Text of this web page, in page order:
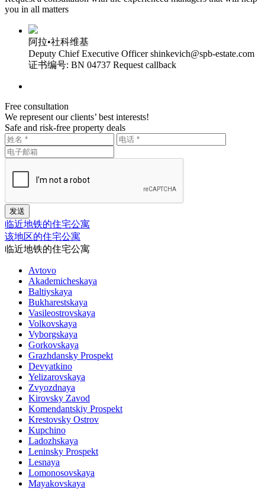
you in all matters
阿拉•社科维基
Deputy Chief Executive Officer shinkevich@spb-estate.com
证书编号: BN 04737 Request callback
Free consultation
We represent our clients’ best interests!
Safe and risk-free property deals
临近地铁的住宅公寓
该地区的住宅公寓
临近地铁的住宅公寓
Avtovo
Akademicheskaya
Baltiyskaya
Bukharestskaya
Vasileostrovskaya
Volkovskaya
Vyborgskaya
Gorkovskaya
Grazhdansky Prospekt
Devyatkino
Yelizarovskaya
Zvyozdnaya
Kirovsky Zavod
Komendantskiy Prospekt
Krestovsky Ostrov
Kupchino
Ladozhskaya
Leninsky Prospekt
Lesnaya
Lomonosovskaya
Mayakovskaya